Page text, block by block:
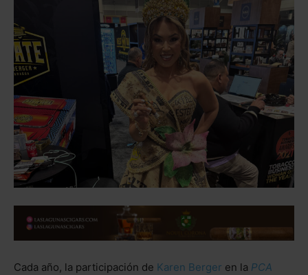
Cada año, la participación de Karen Berger en la PCA